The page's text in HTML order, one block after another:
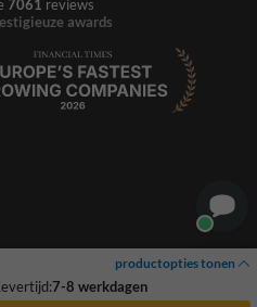
productopties tonen
7-8 werkdagen
7061 reviews
awards